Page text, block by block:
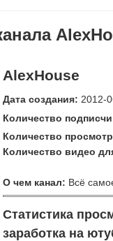
AlexHouse
Дата создания: 2012-
Количество
Количество
Количество видео
О чем канал: Всё
Статистика
заработка на